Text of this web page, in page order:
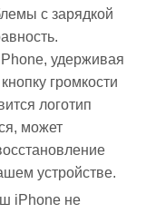
с зарядкой
удерживая
громкости
логотип
может
устройстве.
iPhone не